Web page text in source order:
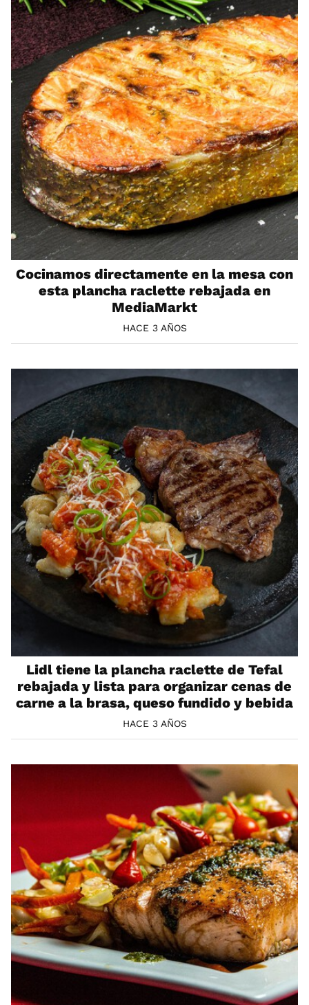
Cocinamos directamente en la mesa con
esta plancha raclette rebajada en
MediaMarkt
HACE 3 AÑOS
Lidl tiene la plancha raclette de Tefal
rebajada y lista para organizar cenas de
carne a la brasa, queso fundido y bebida
HACE 3 AÑOS